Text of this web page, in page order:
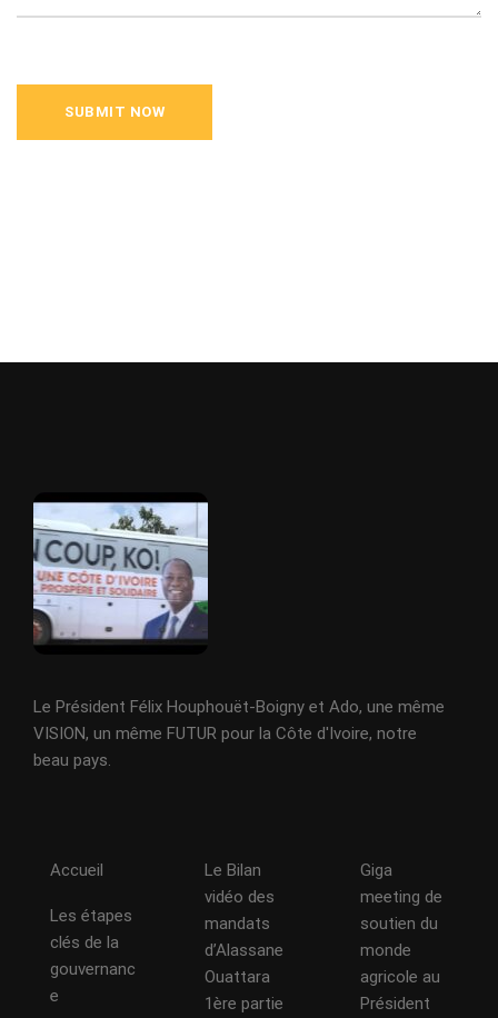
Le Président Félix Houphouët-Boigny et Ado, une même
VISION, un même FUTUR pour la Côte d'Ivoire, notre
beau pays.
Accueil
Les étapes
clés de la
gouvernanc
e
Le Bilan
vidéo des
mandats
d’Alassane
Ouattara
1ère partie
Giga
meeting de
soutien du
monde
agricole au
Président